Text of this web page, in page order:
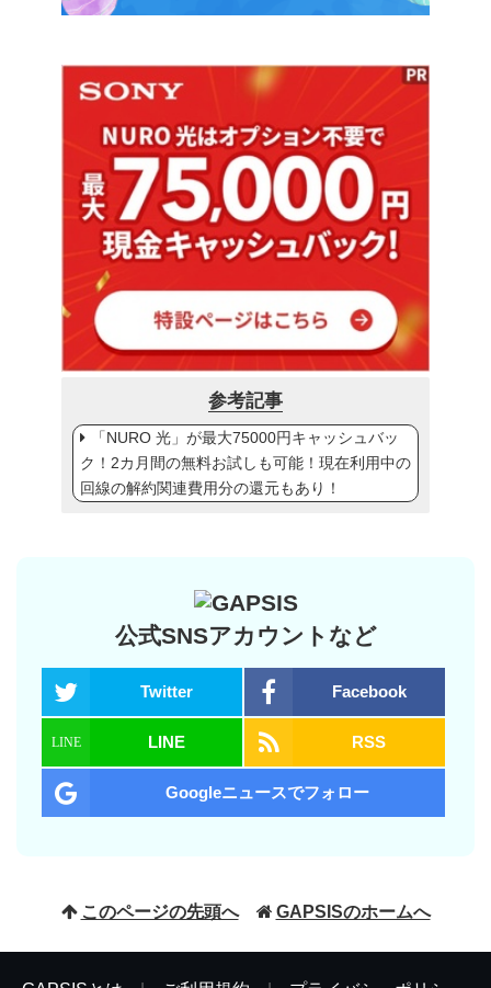
参考記事
「NURO 光」が最大75000円キャッシュバッ
ク！2カ月間の無料お試しも可能！現在利用中の
回線の解約関連費用分の還元もあり！
公式SNSアカウントなど
Twitter Facebook
LINE RSS
Googleニュースでフォロー
このページの先頭へ GAPSISのホームへ